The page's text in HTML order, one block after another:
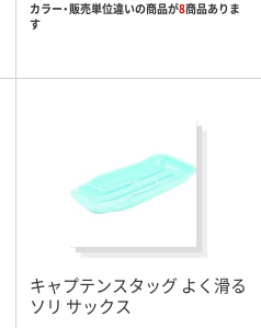
カラー・販売単位違いの商品が8商品ありま
す
キャプテンスタッグ よく滑る
ソリ サックス